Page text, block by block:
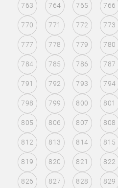
763 764 765 766
770 771 772 773
777 778 779 780
784 785 786 787
791 792 793 794
798 799 800 801
805 806 807 808
812 813 814 815
819 820 821 822
826 827 828 829